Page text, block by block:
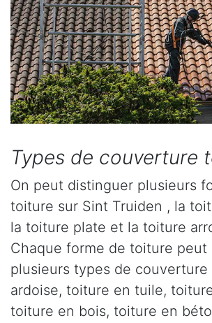
Types de couverture
On peut distinguer plusieurs
toiture sur Sint Truiden , la
la toiture plate et la toiture
Chaque forme de toiture peut
plusieurs types de
ardoise, toiture en tuile,
toiture en bois, toiture en